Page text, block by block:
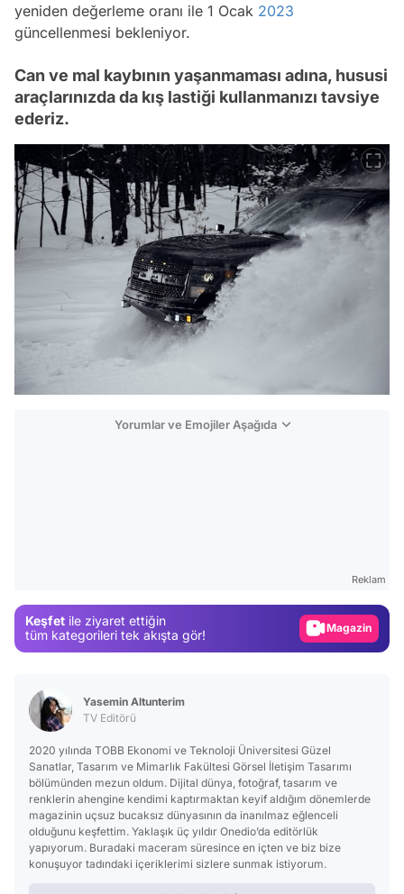
yeniden değerleme oranı ile 1 Ocak 2023
güncellenmesi bekleniyor.
Can ve mal kaybının yaşanmaması adına, hususi
araçlarınızda da kış lastiği kullanmanızı tavsiye
ederiz.
Yorumlar ve Emojiler Aşağıda
Reklam
Keşfet ile ziyaret ettiğin
tüm kategorileri tek akışta gör!
Gündem
Video
Yasemin Altunterim
TV Editörü
2020 yılında TOBB Ekonomi ve Teknoloji Üniversitesi Güzel
Sanatlar, Tasarım ve Mimarlık Fakültesi Görsel İletişim Tasarımı
bölümünden mezun oldum. Dijital dünya, fotoğraf, tasarım ve
renklerin ahengine kendimi kaptırmaktan keyif aldığım dönemlerde
magazinin uçsuz bucaksız dünyasının da inanılmaz eğlenceli
olduğunu keşfettim. Yaklaşık üç yıldır Onedio’da editörlük
yapıyorum. Buradaki maceram süresince en içten ve biz bize
konuşuyor tadındaki içeriklerimi sizlere sunmak istiyorum.